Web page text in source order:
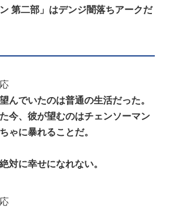
第二部」はデンジ闇落ちアークだ
んでいたのは普通の生活だった。
今、彼が望むのはチェンソーマン
ゃに暴れることだ。
対に幸せになれない。